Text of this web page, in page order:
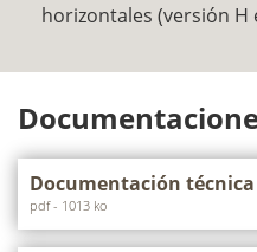
horizontales (versión H
Documentación técnica
pdf - 1013 ko